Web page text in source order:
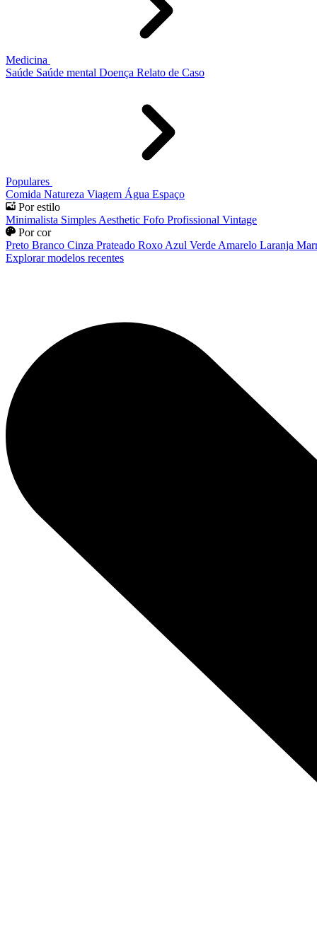
Medicina
Saúde Saúde mental Doença Relato de Caso
Populares
Comida Natureza Viagem Água Espaço
Por estilo
Minimalista Simples Aesthetic Fofo Profissional Vintage
Por cor
Preto Branco Cinza Prateado Roxo Azul Verde Amarelo Laranja
Explorar modelos recentes